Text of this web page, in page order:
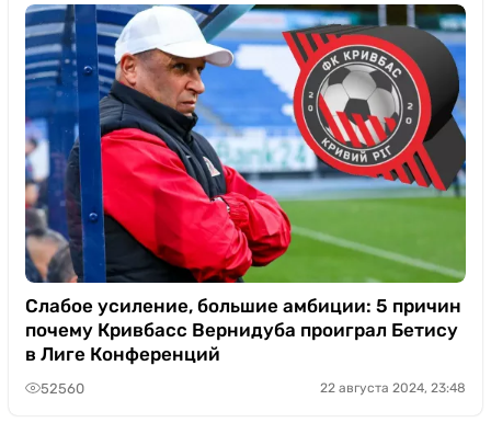
Слабое усиление, большие амбиции: 5 причин
почему Кривбасс Вернидуба проиграл Бетису
в Лиге Конференций
52560 22 августа 2024, 23:48